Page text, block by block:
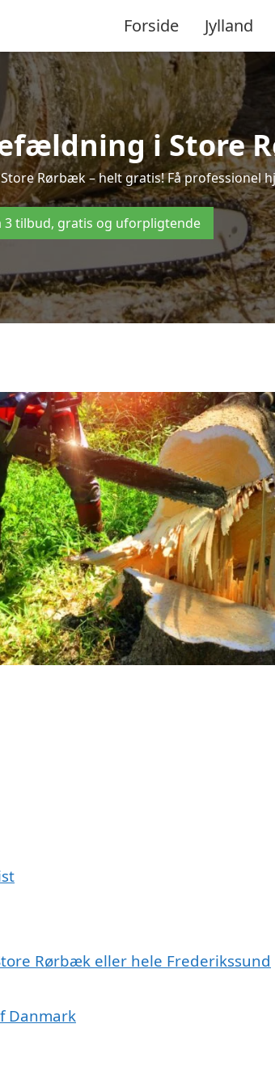
Forside Jylland
i Store
Rørbæk – helt gratis! Få
3 tilbud, gratis og uforpligtende
Rørbæk eller hele Frederikssund
Danmark